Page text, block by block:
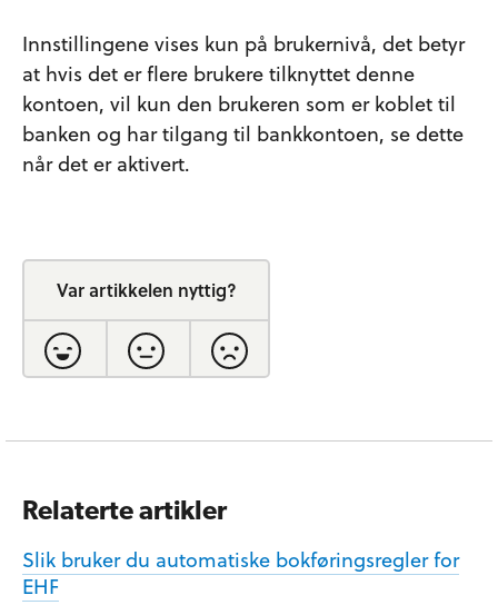
Innstillingene vises kun på brukernivå, det betyr
at hvis det er flere brukere tilknyttet denne
kontoen, vil kun den brukeren som er koblet til
banken og har tilgang til bankkontoen, se dette
når det er aktivert.
Var artikkelen nyttig?
Relaterte artikler
Slik bruker du automatiske bokføringsregler for
EHF